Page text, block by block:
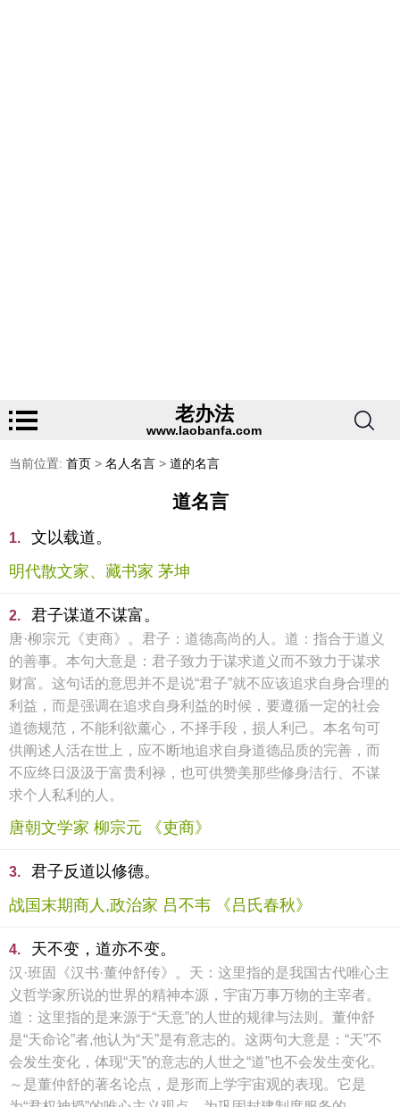
老办法
www.laobanfa.com
当前位置: 首页 > 名人名言 > 道的名言
道名言
1.
文以载道。
明代散文家、藏书家 茅坤
2. 君子谋道不谋富。
唐·柳宗元《吏商》。君子：道德高尚的人。道：指合于道义
的善事。本句大意是：君子致力于谋求道义而不致力于谋求
财富。这句话的意思并不是说“君子”就不应该追求自身合理的
利益，而是强调在追求自身利益的时候，要遵循一定的社会
道德规范，不能利欲薰心，不择手段，损人利己。本名句可
供阐述人活在世上，应不断地追求自身道德品质的完善，而
不应终日汲汲于富贵利禄，也可供赞美那些修身洁行、不谋
求个人私利的人。
唐朝文学家 柳宗元 《吏商》
3.
君子反道以修德。
战国末期商人,政治家 吕不韦 《吕氏春秋》
4. 天不变，道亦不变。
汉·班固《汉书·董仲舒传》。天：这里指的是我国古代唯心主
义哲学家所说的世界的精神本源，宇宙万事万物的主宰者。
道：这里指的是来源于“天意”的人世的规律与法则。董仲舒
是“天命论”者,他认为“天”是有意志的。这两句大意是：“天”不
会发生变化，体现“天”的意志的人世之“道”也不会发生变化。
～是董仲舒的著名论点，是形而上学宇宙观的表现。它是